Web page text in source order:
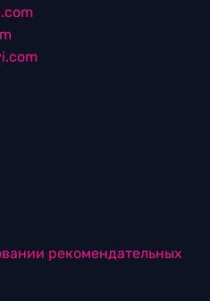
рекомендательных